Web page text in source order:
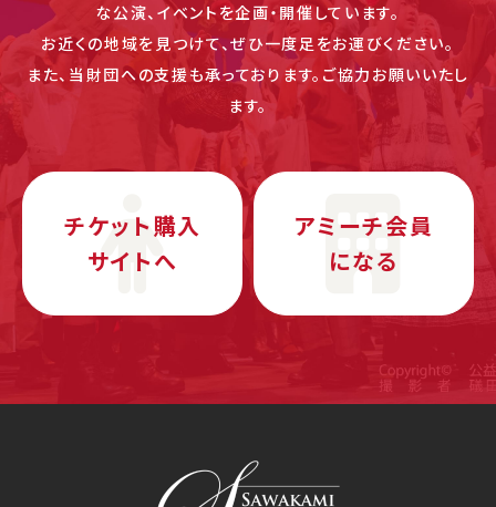
な公演、イベントを企画・開催しています。
お近くの地域を見つけて、ぜひ一度足をお運びください。
また、当財団への支援も承っております。ご協力お願いいたし
ます。
チケット購入
サイトへ
アミーチ会員
になる